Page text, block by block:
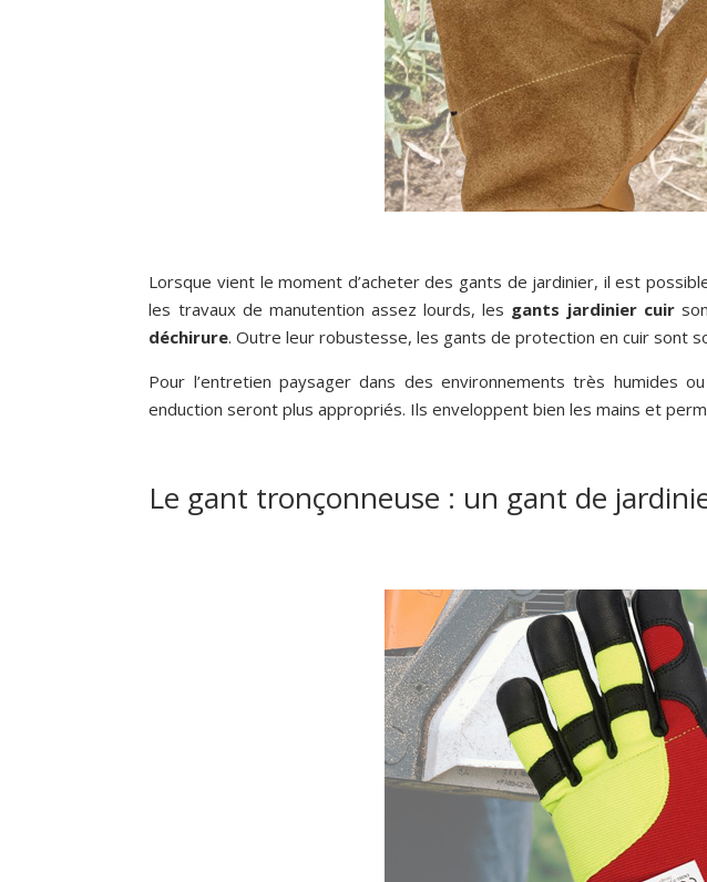
Lorsque vient le moment d’acheter des gants de jardinier, il est
les travaux de manutention assez lourds, les gants jardinier cuir
déchirure. Outre leur robustesse, les gants de protection en cuir sont
Pour l’entretien paysager dans des environnements très humides
enduction seront plus appropriés. Ils enveloppent bien les mains et
Le gant tronçonneuse : un gant de